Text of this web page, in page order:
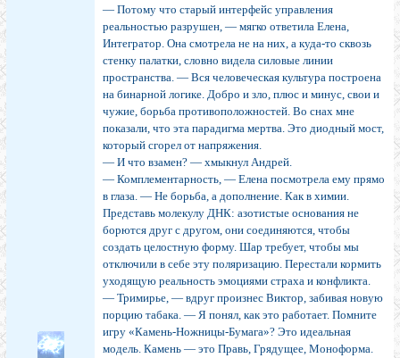
— Потому что старый интерфейс управления
реальностью разрушен, — мягко ответила Елена,
Интегратор. Она смотрела не на них, а куда-то сквозь
стенку палатки, словно видела силовые линии
пространства. — Вся человеческая культура построена
на бинарной логике. Добро и зло, плюс и минус, свои и
чужие, борьба противоположностей. Во снах мне
показали, что эта парадигма мертва. Это диодный мост,
который сгорел от напряжения.
— И что взамен? — хмыкнул Андрей.
— Комплементарность, — Елена посмотрела ему прямо
в глаза. — Не борьба, а дополнение. Как в химии.
Представь молекулу ДНК: азотистые основания не
борются друг с другом, они соединяются, чтобы
создать целостную форму. Шар требует, чтобы мы
отключили в себе эту поляризацию. Перестали кормить
уходящую реальность эмоциями страха и конфликта.
— Тримирье, — вдруг произнес Виктор, забивая новую
порцию табака. — Я понял, как это работает. Помните
игру «Камень-Ножницы-Бумага»? Это идеальная
модель. Камень — это Правь, Грядущее, Моноформа.